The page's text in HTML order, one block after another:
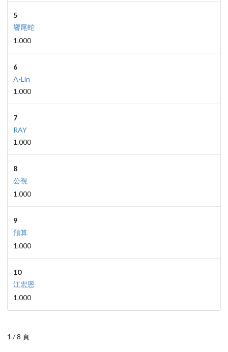
5
響尾蛇
1.000
6
A-Lin
1.000
7
RAY
1.000
8
公視
1.000
9
預算
1.000
10
江宏恩
1.000
1 / 8 頁